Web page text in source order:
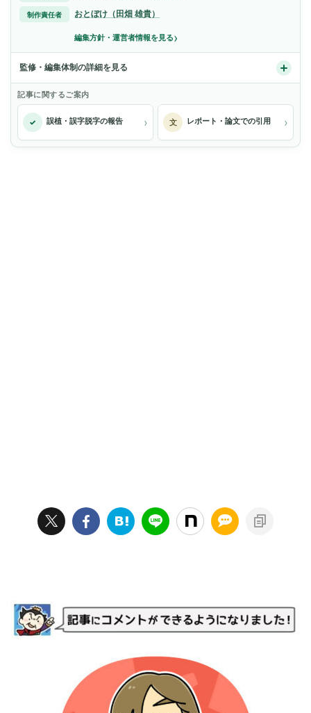
制作責任者 おとぼけ（田畑 雄貴）
編集方針・運営者情報を見る›
監修・編集体制の詳細を見る
記事に関するご案内
✓ 誤植・誤字脱字の報告 › 文 レポート・論文での引用 ›